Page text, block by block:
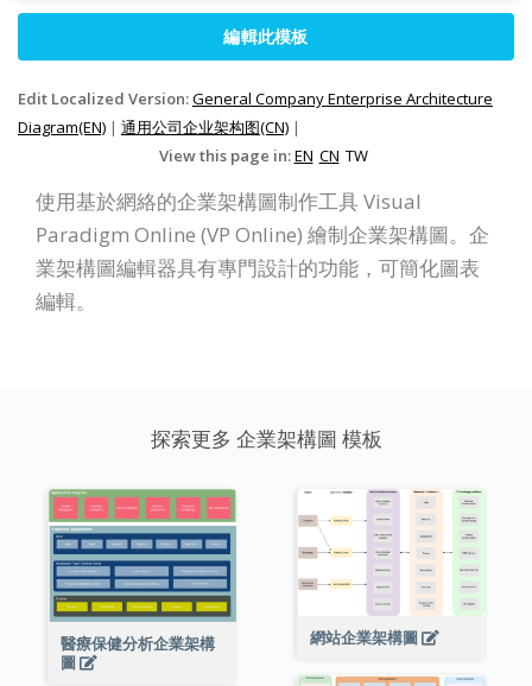
編輯此模板
Edit Localized Version:General Company Enterprise Architecture
Diagram(EN) | 通用公司企业架构图(CN) |
View this page in:EN CN TW
使用基於網絡的企業架構圖制作工具 Visual
Paradigm Online (VP Online) 繪制企業架構圖。企
業架構圖編輯器具有專門設計的功能，可簡化圖表
編輯。
探索更多 企業架構圖 模板
醫療保健分析企業架構
圖
網站企業架構圖